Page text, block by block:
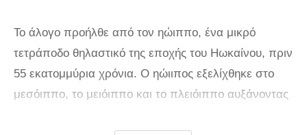
Το άλογο προήλθε από τον ηώιππο, ένα μικρό
τετράποδο θηλαστικό της εποχής του Ηωκαίνου, πριν
55 εκατομμύρια χρόνια. Ο ηώιιπος εξελίχθηκε στο
μεσόιππο, το μειόιππο και το πλειόιππο αυξάνοντας